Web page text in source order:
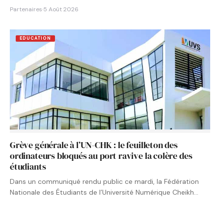
Partenaires·5 Août 2026
EDUCATION
Grève générale à l’UN-CHK : le feuilleton des
ordinateurs bloqués au port ravive la colère des
étudiants
Dans un communiqué rendu public ce mardi, la Fédération
Nationale des Étudiants de l’Université Numérique Cheikh